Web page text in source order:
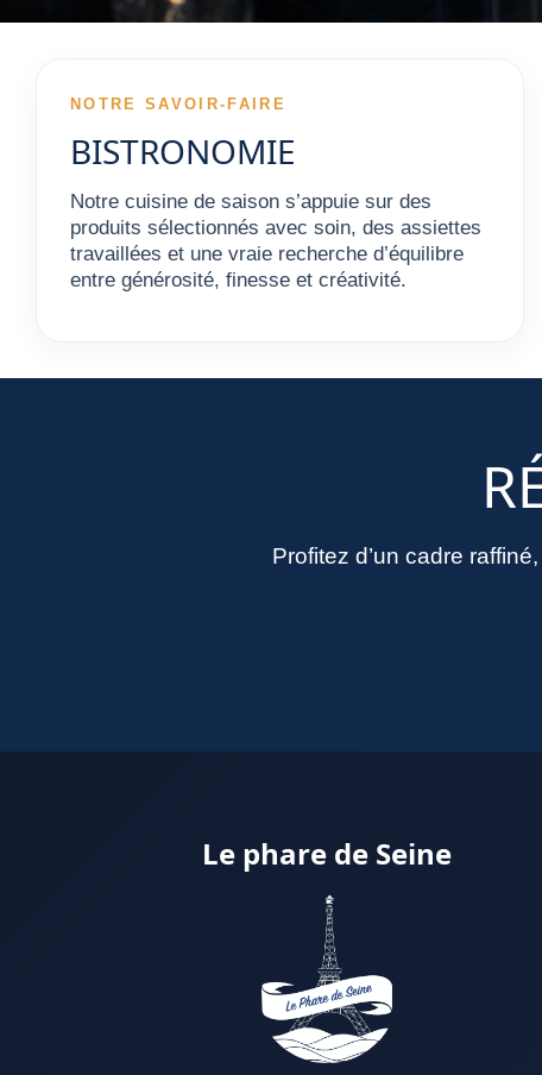
NOTRE SAVOIR-FAIRE
BISTRONOMIE
Notre cuisine de saison s’appuie sur des
produits sélectionnés avec soin, des assiettes
travaillées et une vraie recherche d’équilibre
entre générosité, finesse et créativité.
Profitez d’un cadre
Le phare de Seine